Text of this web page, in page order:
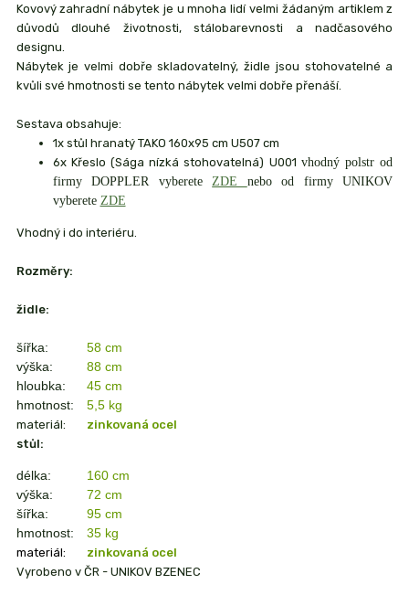
Kovový zahradní nábytek je u mnoha lidí velmi žádaným artiklem z
důvodů dlouhé životnosti, stálobarevnosti a nadčasového
designu.
Nábytek je velmi dobře skladovatelný, židle jsou stohovatelné a
kvůli své hmotnosti se tento nábytek velmi dobře přenáší.
Sestava obsahuje:
1x stůl hranatý TAKO 160x95 cm U507cm
6x Křeslo (Sága nízká stohovatelná) U001 vhodný polstr od
firmy DOPPLER vyberete ZDE nebo od firmy UNIKOV
vyberete ZDE
Vhodný i do interiéru.
Rozměry:
židle:
šířka:
58 cm
výška:
88 cm
hloubka:
45 cm
hmotnost:
5,5 kg
materiál:
zinkovaná ocel
stůl:
délka:
160 cm
výška:
72 cm
šířka:
95 cm
hmotnost:
35 kg
materiál:
zinkovaná ocel
Vyrobeno v ČR - UNIKOV BZENEC